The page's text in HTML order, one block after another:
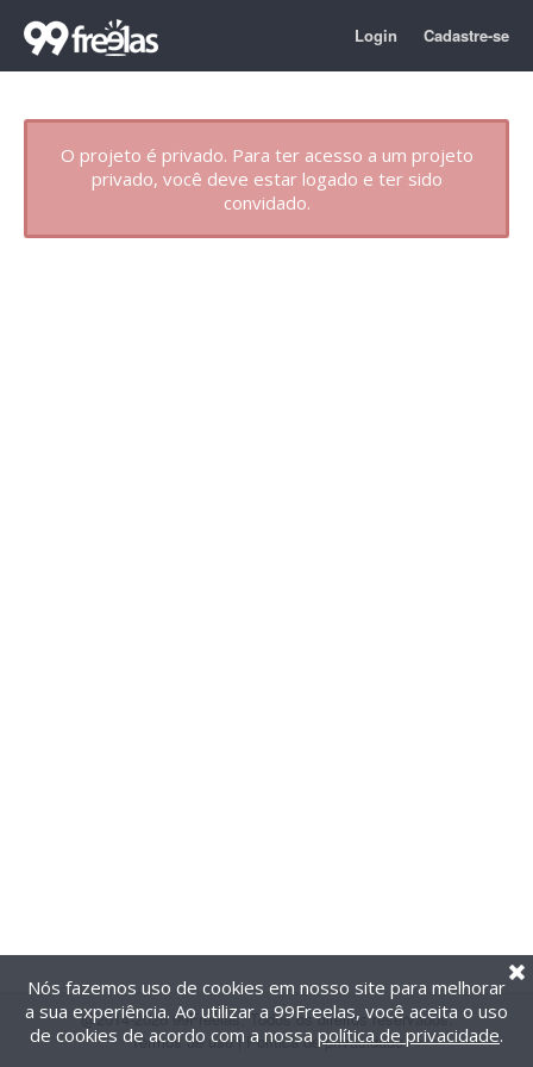
Login Cadastre-se
O projeto é privado. Para ter acesso a um projeto
privado, você deve estar logado e ter sido
convidado.
@2014-2026 99Freelas. Todos os direitos reservados.
Termos de uso| Política de privacidade
Nós fazemos uso de cookies em nosso site para melhorar
a sua experiência. Ao utilizar a 99Freelas, você aceita o uso
de cookies de acordo com a nossa política de privacidade.